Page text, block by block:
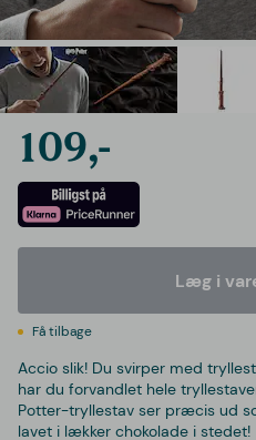
109,-
Læg i
Få tilbage
Accio slik! Du svirper med
har du forvandlet hele
Potter-tryllestav ser præcis ud
lavet i lækker chokolade i stedet!